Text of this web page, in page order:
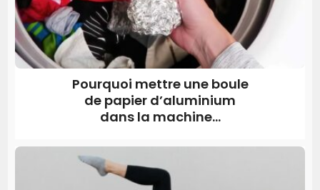
Pourquoi mettre une boule
de papier d’aluminium
dans la machine...